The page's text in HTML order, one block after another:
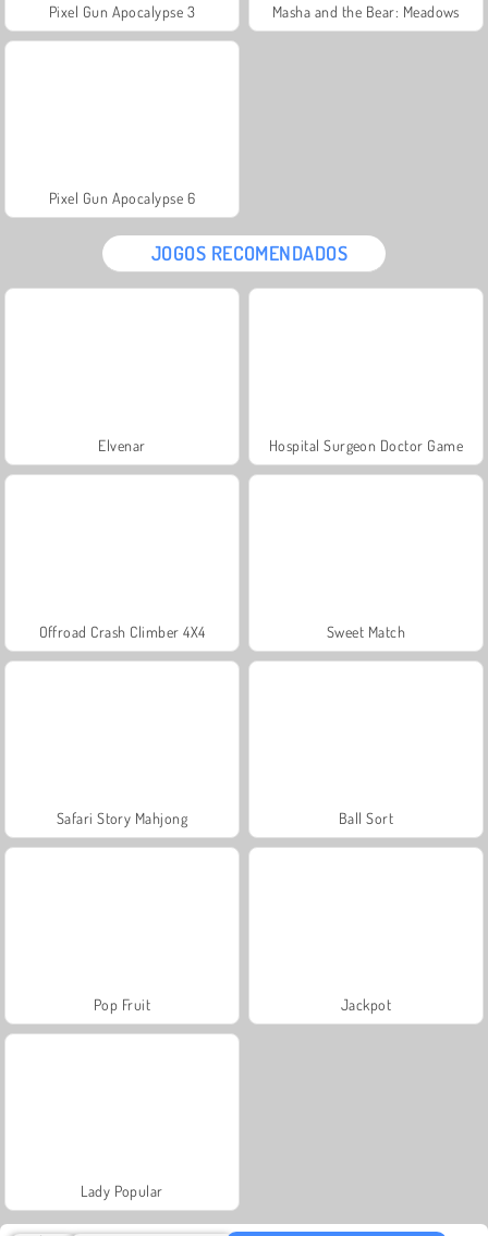
Pixel Gun Apocalypse 3 Masha and the Bear: Meadows
Pixel Gun Apocalypse 6
JOGOS RECOMENDADOS
Elvenar Hospital Surgeon Doctor Game
Offroad Crash Climber 4X4 Sweet Match
Safari Story Mahjong Ball Sort
Pop Fruit Jackpot
Lady Popular